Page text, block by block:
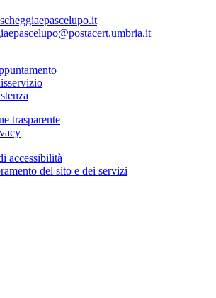
trasparente
accessibilità
del sito e dei servizi